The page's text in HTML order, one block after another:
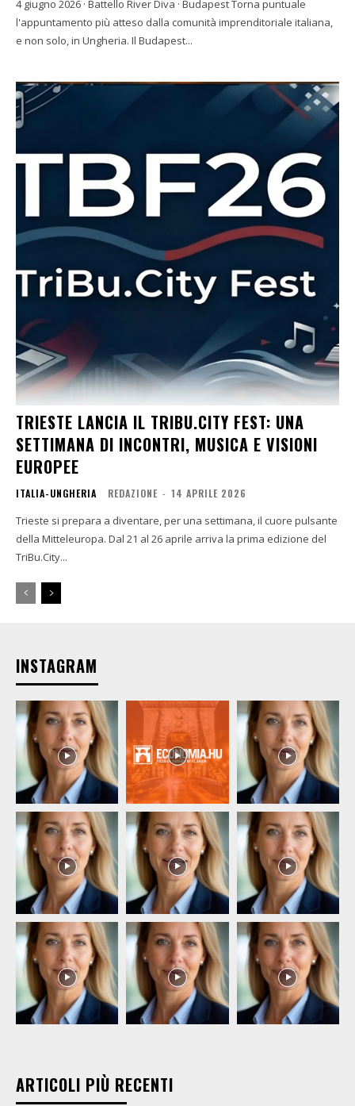
4 giugno 2026 · Battello River Diva · Budapest Torna puntuale
l'appuntamento più atteso dalla comunità imprenditoriale italiana,
e non solo, in Ungheria. Il Budapest...
TRIESTE LANCIA IL TRIBU.CITY FEST: UNA
SETTIMANA DI INCONTRI, MUSICA E VISIONI
EUROPEE
ITALIA-UNGHERIA REDAZIONE - 14 APRILE 2026
Trieste si prepara a diventare, per una settimana, il cuore pulsante
della Mitteleuropa. Dal 21 al 26 aprile arriva la prima edizione del
TriBu.City...
INSTAGRAM
ARTICOLI PIÙ RECENTI